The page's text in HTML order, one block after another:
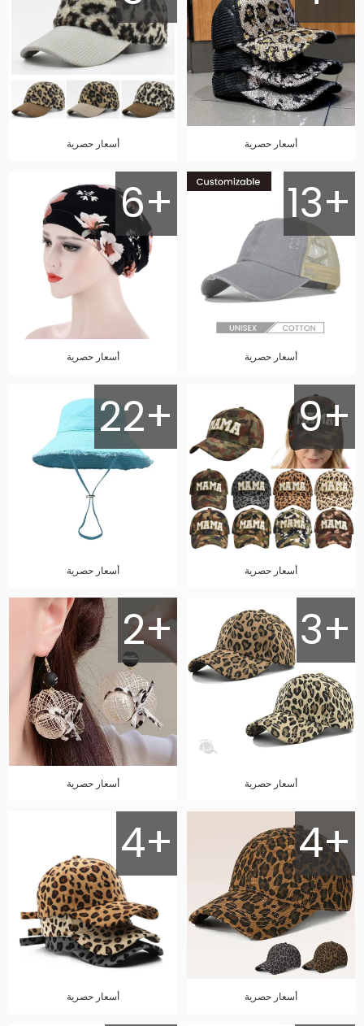
أسعار حصرية أسعار حصرية
13+
أسعار حصرية
6+
أسعار حصرية
9+
أسعار حصرية
22+
أسعار حصرية
3+
أسعار حصرية
2+
أسعار حصرية
4+
أسعار حصرية
4+
أسعار حصرية